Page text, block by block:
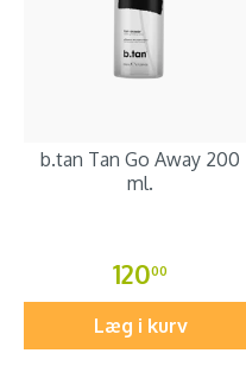
b.tan Tan Go Away 200
ml.
12000
Læg i kurv